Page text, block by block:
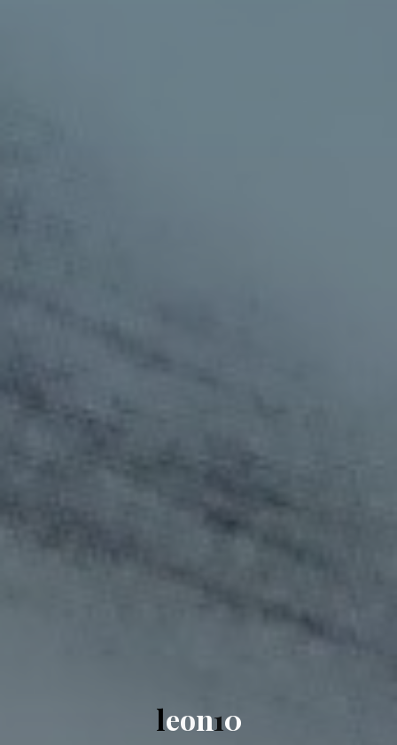
leon10